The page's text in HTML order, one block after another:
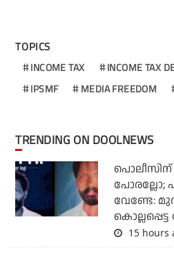
TOPICS
INCOME TAX
INCOME TAX
IPSMF
MEDIA FREEDOM
TRENDING ON DOOLNEWS
പൊലീസിന്
പോരല്ലോ;
വേണ്ടേ:
15 hours